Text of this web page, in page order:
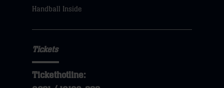
Handball Inside
Tickets
Tickethotline: